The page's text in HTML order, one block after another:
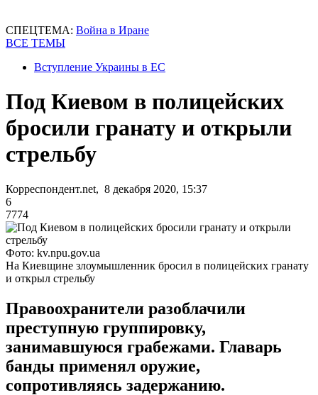
СПЕЦТЕМА: Война в Иране
ВСЕ ТЕМЫ
Вступление Украины в ЕС
Под Киевом в полицейских
бросили гранату и открыли
стрельбу
Корреспондент.net, 8 декабря 2020, 15:37
6
7774
Фото: kv.npu.gov.ua
На Киевщине злоумышленник бросил в полицейских гранату
и открыл стрельбу
Правоохранители разоблачили
преступную группировку,
занимавшуюся грабежами. Главарь
банды применял оружие,
сопротивляясь задержанию.